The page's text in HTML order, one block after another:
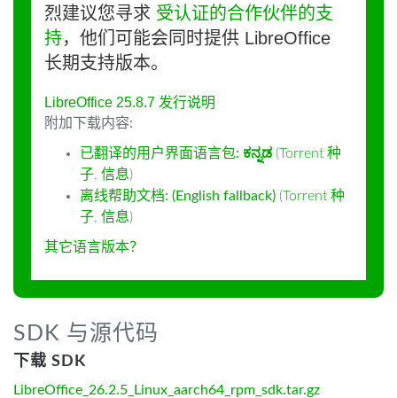
烈建议您寻求 受认证的合作伙伴的支
持，他们可能会同时提供 LibreOffice
长期支持版本。
LibreOffice 25.8.7 发行说明
附加下载内容:
已翻译的用户界面语言包: ಕನ್ನಡ (Torrent 种
子, 信息)
离线帮助文档: (English fallback) (Torrent 种
子, 信息)
其它语言版本？
SDK 与源代码
下载 SDK
LibreOffice_26.2.5_Linux_aarch64_rpm_sdk.tar.gz